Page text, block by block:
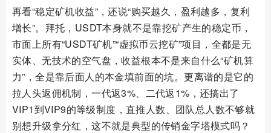
再看“稳定矿机收益”，还说“购买越久，盈利越多，复利
增长”。拜托，USDT本身就不是靠挖矿产生的稳定币，
市面上所有“USDT矿机”“虚拟币云挖矿”项目，全都是无
实体、无技术的空气盘，收益根本不是来自什么“矿机算
力”，全是靠后面人的本金填前面的坑。更离谱的是它的
拉人头返佣机制，一代返3%、二代返1%，还搞出了
VIP1到VIP9的等级制度，直推人数、团队总人数不够就
别想升级拿分红，这不就是典型的传销金字塔模式吗？